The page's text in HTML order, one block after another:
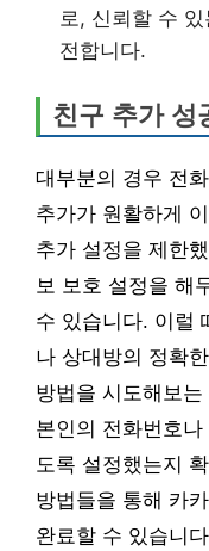
로, 신뢰할 수
전합니다.
친구 추가 성
대부분의 경우 전
추가가 원활하게
추가 설정을 제한
보 보호 설정을 해
수 있습니다. 이럴
나 상대방의 정확
방법을 시도해보
본인의 전화번호
도록 설정했는지
방법들을 통해 카
완료할 수 있습니